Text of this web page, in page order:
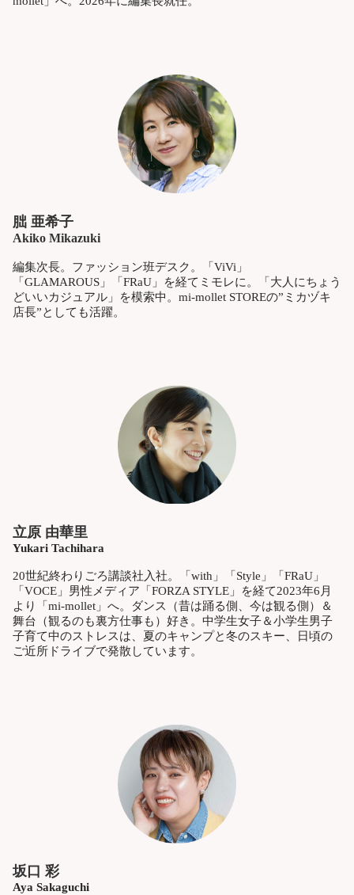
朏 亜希子
Akiko Mikazuki
編集次長。ファッション班デスク。「ViVi」
「GLAMAROUS」「FRaU」を経てミモレに。「大人にちょう
どいいカジュアル」を模索中。mi-mollet STOREの”ミカヅキ
店長”としても活躍。
立原 由華里
Yukari Tachihara
20世紀終わりごろ講談社入社。「with」「Style」「FRaU」
「VOCE」男性メディア「FORZA STYLE」を経て2023年6月
より「mi-mollet」へ。ダンス（昔は踊る側、今は観る側）＆
舞台（観るのも裏方仕事も）好き。中学生女子＆小学生男子
子育て中のストレスは、夏のキャンプと冬のスキー、日頃の
ご近所ドライブで発散しています。
坂口 彩
Aya Sakaguchi